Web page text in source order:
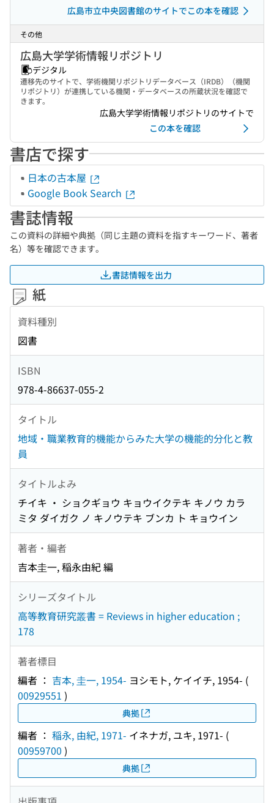
広島市立中央図書館のサイトでこの本を確認
その他
広島大学学術情報リポジトリ
デジタル
遷移先のサイトで、学術機関リポジトリデータベース（IRDB）（機関
リポジトリ）が連携している機関・データベースの所蔵状況を確認で
きます。
広島大学学術情報リポジトリのサイトで
この本を確認
書店で探す
日本の古本屋
Google Book Search
書誌情報
この資料の詳細や典拠（同じ主題の資料を指すキーワード、著者
名）等を確認できます。
書誌情報を出力
紙
資料種別
図書
ISBN
978-4-86637-055-2
タイトル
地域・職業教育的機能からみた大学の機能的分化と教
員
タイトルよみ
チイキ ・ ショクギョウ キョウイクテキ キノウ カラ
ミタ ダイガク ノ キノウテキ ブンカ ト キョウイン
著者・編者
吉本圭一, 稲永由紀 編
シリーズタイトル
高等教育研究叢書 = Reviews in higher education ;
178
著者標目
編者 ： 吉本, 圭一, 1954- ヨシモト, ケイイチ, 1954- (
00929551 )
典拠
編者 ： 稲永, 由紀, 1971- イネナガ, ユキ, 1971- (
00959700 )
典拠